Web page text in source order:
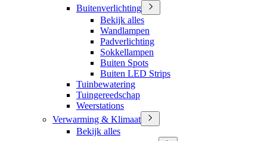
Buitenverlichting
Bekijk alles
Wandlampen
Padverlichting
Sokkellampen
Buiten Spots
Buiten LED Strips
Tuinbewatering
Tuingereedschap
Weerstations
Verwarming & Klimaat
Bekijk alles